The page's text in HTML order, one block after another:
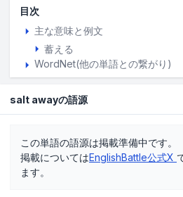
目次
主な意味と例文
蓄える
WordNet(他の単語との繋がり)
salt awayの語源
この単語の語源は掲載準備中です。
掲載についてはEnglishBattle公式X
ます。